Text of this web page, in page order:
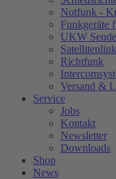
Notfunk -
Funkgeräte
UKW
Satellitenlink
Richtfunk
Versand &
Service
Jobs
Kontakt
Newsletter
Downloads
Shop
News